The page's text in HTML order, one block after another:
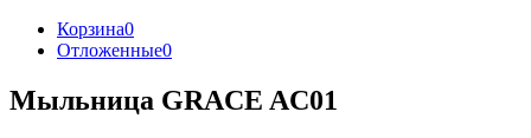
Корзина0
Отложенные0
Мыльница GRACE AC01